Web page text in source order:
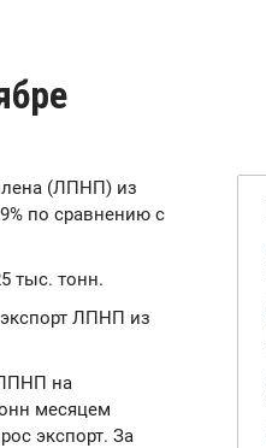
(ЛПНП) из
по сравнению с
тыс. тонн.
экспорт ЛПНП из
ЛПНП на
месяцем
экспорт. За